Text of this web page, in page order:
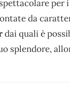
per
da
dai quali è
splendore,